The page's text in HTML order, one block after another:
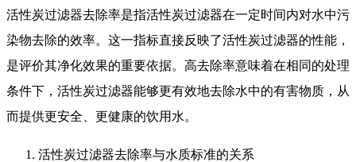
活性炭过滤器去除率是指活性炭过滤器在一定时间内对水中污
染物去除的效率。这一指标直接反映了活性炭过滤器的性能，
是评价其净化效果的重要依据。高去除率意味着在相同的处理
条件下，活性炭过滤器能够更有效地去除水中的有害物质，从
而提供更安全、更健康的饮用水。
活性炭过滤器去除率与水质标准的关系